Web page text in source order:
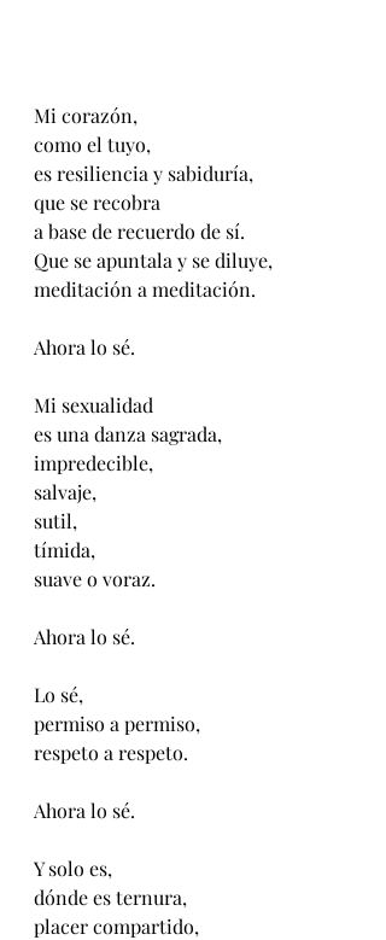
Mi corazón,
como el tuyo,
es resiliencia y sabiduría,
que se recobra
a base de recuerdo de sí.
Que se apuntala y se diluye,
meditación a meditación.
Ahora lo sé.
Mi sexualidad
es una danza sagrada,
impredecible,
salvaje,
sutil,
tímida,
suave o voraz.
Ahora lo sé.
Lo sé,
permiso a permiso,
respeto a respeto.
Ahora lo sé.
Y solo es,
dónde es ternura,
placer compartido,